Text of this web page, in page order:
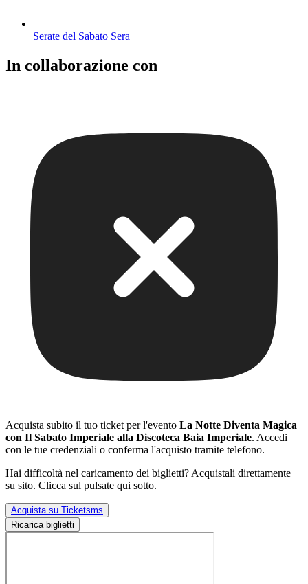
Serate del Sabato Sera
In collaborazione con
Acquista subito il tuo ticket per l'evento La Notte Diventa Magica
con Il Sabato Imperiale alla Discoteca Baia Imperiale. Accedi
con le tue credenziali o conferma l'acquisto tramite telefono.
Hai difficoltà nel caricamento dei biglietti? Acquistali direttamente
su sito. Clicca sul pulsate qui sotto.
Acquista su Ticketsms
Ricarica biglietti